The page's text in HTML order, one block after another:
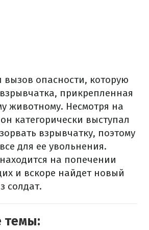
вызов опасности, которую
прикрепленная
животному. Несмотря на
категорически выступал
взрывчатку, поэтому
для ее увольнения.
на попечении
и вскоре найдет новый
солдат.
темы: